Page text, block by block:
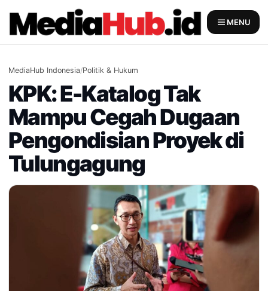
content
MENU
MediaHub Indonesia/Politik & Hukum
KPK: E-Katalog Tak
Mampu Cegah Dugaan
Pengondisian Proyek di
Tulungagung